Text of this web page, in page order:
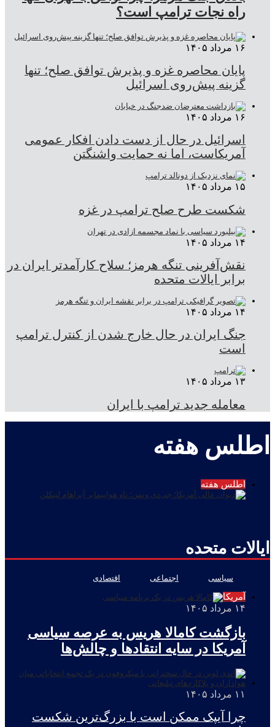
راه نجات ترامپ است؟
۱۶ مرداد ۱۴۰۵
پایان محاصره غزه و پذیرش توافق صلح؛ تنها
گزینه پیش‌روی اسرائیل
۱۶ مرداد ۱۴۰۵
اسرائیل در حال از دست دادن افکار عمومی
آمریکاست، اما نه حمایت واشنگتن
۱۵ مرداد ۱۴۰۵
شکست طرح صلح ترامپ در غزه
۱۴ مرداد ۱۴۰۵
نقش‌آفرینی تنگه هرمز؛ سلاح کارآمدتر ایران در
برابر ایالات متحده
۱۴ مرداد ۱۴۰۵
جنگ ایران در حال خارج شدن از کنترل ترامپ
است
۱۳ مرداد ۱۴۰۵
معامله جدید ترامپ با ایران
اطلس هفته
اطلس هفته
ایالات متحده
سیاسی اجتماعی اقتصادی
آمریکا
۱۴ مرداد ۱۴۰۵
بازگشت کامالا هریس به عرصه سیاسی
آمریکا در سایه انتقادها و چالش‌ها
۱۱ مرداد ۱۴۰۵
چرا آیپک ممکن است با بزرگ‌ترین شکست